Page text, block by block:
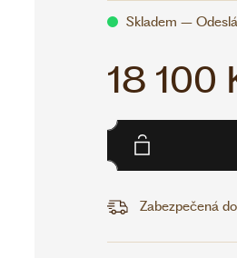
Skladem –
18 100
Zabezpečená